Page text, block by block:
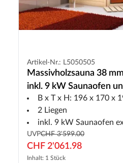
Artikel-Nr.: L5050505
Massivholzsauna 38
inkl. 9 kW Saunaofen
B x T x H: 196 x 170 x
2 Liegen
inkl. 9 kW Saunaofen
UVPCHF 3'599.00
CHF 2'061.98
Inhalt: 1 Stück